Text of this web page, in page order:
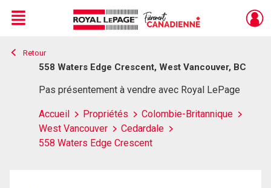
Live
En Direct
Menu
Retour
558 Waters Edge Crescent, West Vancouver, BC
Pas présentement à vendre avec Royal LePage
Accueil Propriétés
Colombie-Britannique
West Vancouver
Cedardale
558 Waters Edge Crescent